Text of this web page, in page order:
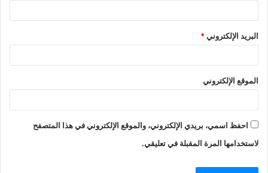
البريد الإلكتروني*
الموقع الإلكتروني
احفظ اسمي، بريدي الإلكتروني، والموقع الإلكتروني في هذا المتصفح
لاستخدامها المرة المقبلة في تعليقي.